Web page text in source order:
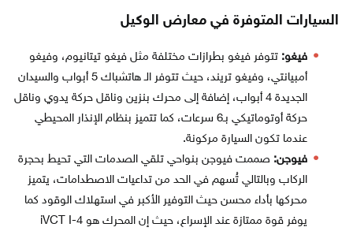
السيارات المتوفرة في معارض الوكيل
فيغو: تتوفر فيغو بطرازات مختلفة مثل فيغو تيتانيوم، وفيغو
أمبيانتي، وفيغو تريند، حيث تتوفر الـ هاتشباك 5 أبواب والسيدان
الجديدة 4 أبواب، إضافة إلى محرك بنزين وناقل حركة يدوي وناقل
حركة أوتوماتيكي بـ6 سرعات، كما تتميز بنظام الإنذار المحيطي
عندما تكون السيارة مركونة.
فيوجن: صممت فيوجن بنواحي تلقي الصدمات التي تحيط بحجرة
الركاب وبالتالي تُسهم في الحد من تداعيات الاصطدامات، يتميز
محركها بأداء محسن حيث التوفير الأكبر في استهلاك الوقود كما
يوفر قوة ممتازة عند الإسراع، حيث إن المحرك هو iVCT I-4